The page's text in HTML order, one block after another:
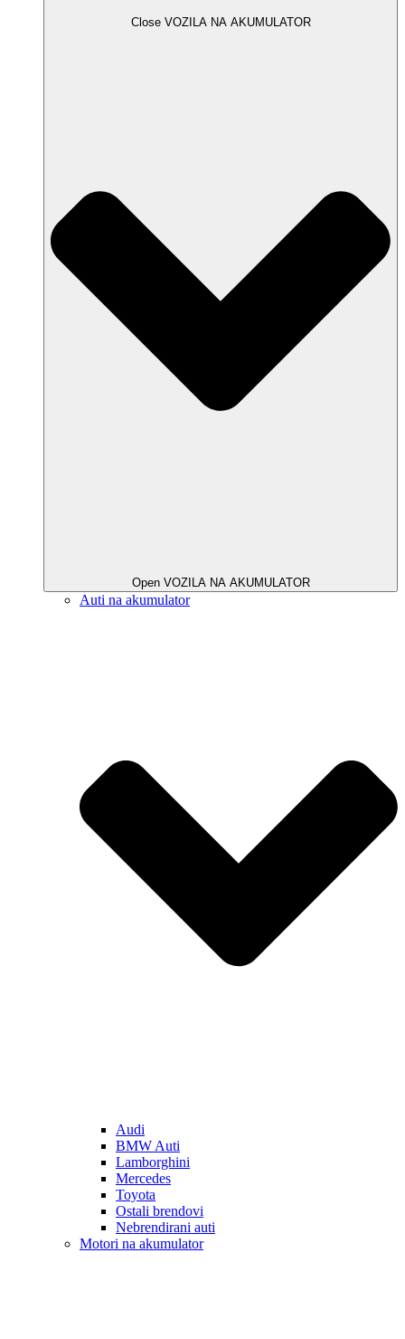
Close VOZILA NA AKUMULATOR
Open VOZILA NA AKUMULATOR
Auti na akumulator
Audi
BMW Auti
Lamborghini
Mercedes
Toyota
Ostali brendovi
Nebrendirani auti
Motori na akumulator